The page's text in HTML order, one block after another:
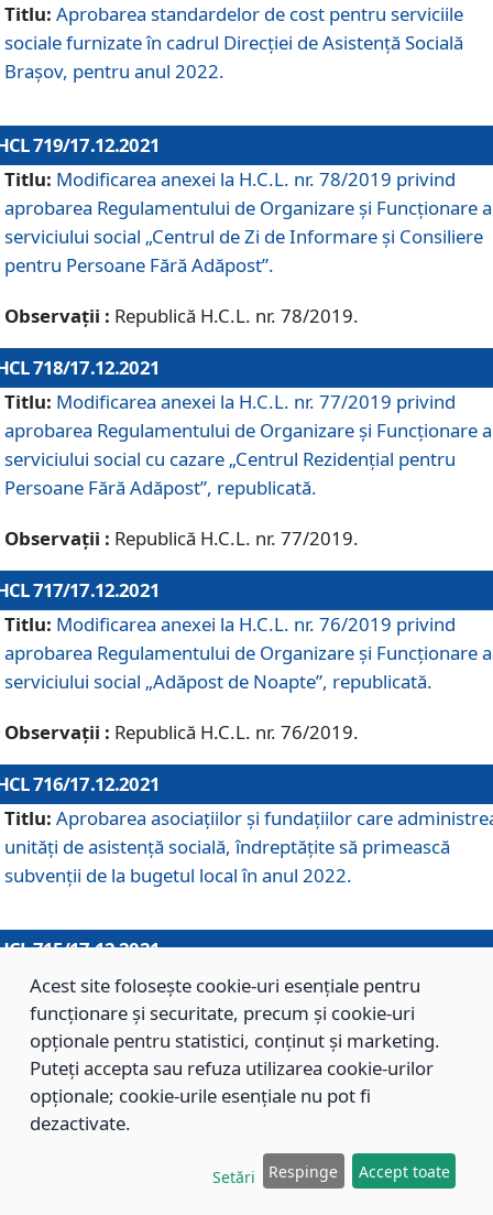
Titlu: Aprobarea standardelor de cost pentru serviciile
sociale furnizate în cadrul Direcției de Asistență Socială
Brașov, pentru anul 2022.
719/17.12.2021
Titlu: Modificarea anexei la H.C.L. nr. 78/2019 privind
aprobarea Regulamentului de Organizare și Funcționare
serviciului social „Centrul de Zi de Informare şi Consiliere
pentru Persoane Fără Adăpost”.
Observații : Republică H.C.L. nr. 78/2019.
718/17.12.2021
Titlu: Modificarea anexei la H.C.L. nr. 77/2019 privind
aprobarea Regulamentului de Organizare și Funcționare
serviciului social cu cazare „Centrul Rezidențial pentru
Persoane Fără Adăpost”, republicată.
Observații : Republică H.C.L. nr. 77/2019.
717/17.12.2021
Titlu: Modificarea anexei la H.C.L. nr. 76/2019 privind
aprobarea Regulamentului de Organizare şi Funcționare
serviciului social „Adăpost de Noapte”, republicată.
Observații : Republică H.C.L. nr. 76/2019.
716/17.12.2021
Titlu: Aprobarea asociaţiilor şi fundaţiilor care
unităţi de asistenţă socială, îndreptăţite să primească
subvenţii de la bugetul local în anul 2022.
715/17.12.2021
Titlu: Aprobarea Planului de acţiuni sau lucrări de interes
local pentru anul 2022.
714/17.12.2021
Titlu: Modificarea Anexei la H.C.L. nr. 709/2020 privind
aprobarea Regulamentului de Organizare şi Funcţionare
Direcţiei de Asistenţă Socială Braşov.
Acest site folosește cookie-uri esențiale pentru
funcționare și securitate, precum și cookie-uri
opționale pentru statistici, conținut și marketing.
Puteți accepta sau refuza utilizarea cookie-urilor
opționale; cookie-urile esențiale nu pot fi
dezactivate.
Setări Respinge Accept toate